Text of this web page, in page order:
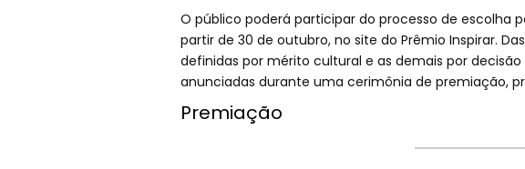
O público poderá participar do processo de escolha
partir de 30 de outubro, no site do Prêmio Inspirar.
definidas por mérito cultural e as demais por decisão
anunciadas durante uma cerimônia de premiação,
Premiação